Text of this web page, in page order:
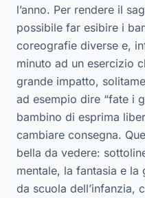
l’anno. Per rendere il
possibile far esibire i
coreografie diverse e,
minuto ad un esercizio
grande impatto,
ad esempio dire “fate i
bambino di esprima
cambiare consegna.
bella da vedere:
mentale, la fantasia e la
da scuola dell’infanzia,